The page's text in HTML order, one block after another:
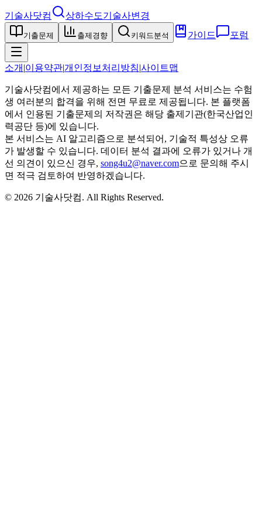
기술사닷컴 상하수도기술사변경
기출문제 출제경향 키워드분석 가이드 포럼
소개 |이용약관|개인정보처리방침|사이트맵
기술사닷컴에서 제공하는 모든 기출문제 분석 서비스는 수험
생 여러분의 합격을 위해 전면 무료로 제공됩니다. 본 플랫폼
에서 인용된 기출문제의 저작권은 해당 출제기관(한국산업인
력공단 등)에 있습니다.
본 서비스는 AI 알고리즘으로 분석되어, 기술적 특성상 오류
가 발생할 수 있습니다. 데이터 분석 결과에 오류가 있거나 개
선 의견이 있으신 경우, song4u2@naver.com으로 문의해 주시
면 적극 검토하여 반영하겠습니다.
© 2026 기술사닷컴. All Rights Reserved.